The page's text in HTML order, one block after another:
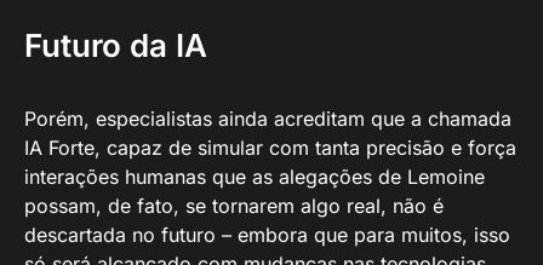
Futuro da IA
Porém, especialistas ainda acreditam que a chamada
IA Forte, capaz de simular com tanta precisão e força
interações humanas que as alegações de Lemoine
possam, de fato, se tornarem algo real, não é
descartada no futuro – embora que para muitos, isso